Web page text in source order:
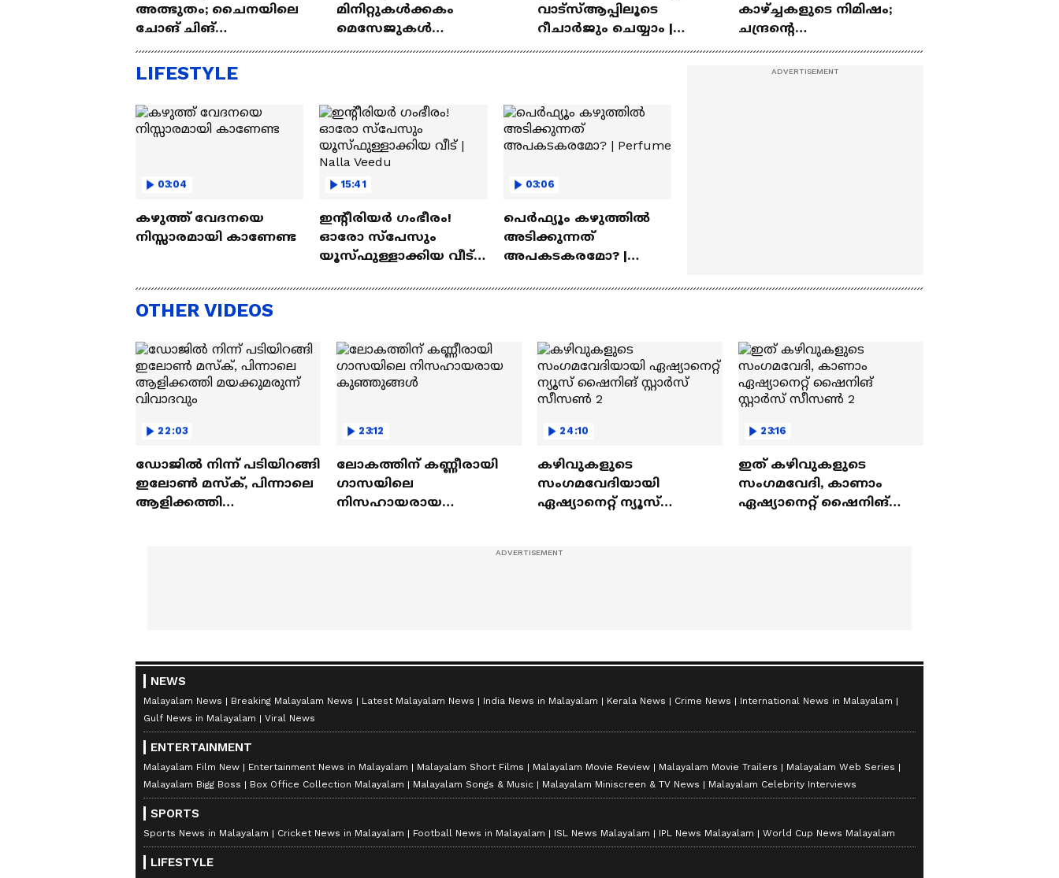
അത്ഭുതം; ചൈനയിലെ
ചോങ് ചിങ്
Chongqing Railway Station
മിനിറ്റുകൾക്കകം
മെസേജുകള്‍
വാട്‌സ്‌ആപ്പിലൂടെ
റീചാർജും ചെയ്യാം |
കാഴ്ച്ചകളുടെ നിമിഷം;
ചന്ദ്രന്റെ
LIFESTYLE
03:04
കഴുത്ത് വേദനയെ
നിസ്സാരമായി കാണേണ്ട
15:41
ഇന്റീരിയർ ഗംഭീരം!
ഓരോ സ്‌പേസും
യൂസ്ഫുള്ളാക്കിയ വീട് |
03:06
പെർഫ്യൂം കഴുത്തിൽ
അടിക്കുന്നത്
അപകടകരമോ? |
OTHER VIDEOS
22:03
ഡോജിൽ നിന്ന് പടിയിറങ്ങി
ഇലോൺ മസ്ക്, പിന്നാലെ
ആളിക്കത്തി
23:12
ലോകത്തിന് കണ്ണീരായി
ഗാസയിലെ
നിസഹായരായ
24:10
കഴിവുകളുടെ
സംഗമവേദിയായി
ഏഷ്യാനെറ്റ് ന്യൂസ്
23:16
ഇത് കഴിവുകളുടെ
സംഗമവേദി, കാണാം
ഏഷ്യാനെറ്റ് ഷൈനിങ്
NEWS
Malayalam News Breaking Malayalam News Latest Malayalam News India News in Malayalam Kerala News Crime News
International News in Malayalam
Gulf News in Malayalam
Viral News
ENTERTAINMENT
Malayalam Film New Entertainment News in Malayalam Malayalam Short Films Malayalam Movie Review Malayalam Movie Trailers
Malayalam Web Series
Malayalam Bigg Boss
Box Office Collection Malayalam Malayalam Songs & Music Malayalam Miniscreen & TV News Malayalam Celebrity Interviews
SPORTS
Sports News in Malayalam Cricket News in Malayalam Football News in Malayalam ISL News Malayalam IPL News Malayalam World Cup News Malayalam
LIFESTYLE